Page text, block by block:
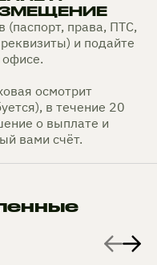
(паспорт, права, ПТС,
и подайте
осмотрит
в течение 20
о выплате и
вами счёт.